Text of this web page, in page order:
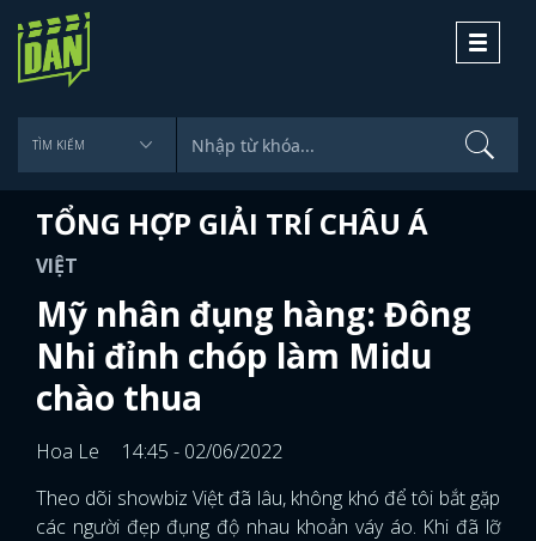
Toggle
TỔNG HỢP GIẢI TRÍ CHÂU Á
VIỆT
Mỹ nhân đụng hàng: Đông
Nhi đỉnh chóp làm Midu
chào thua
Hoa Le
14:45 - 02/06/2022
Theo dõi showbiz Việt đã lâu, không khó để tôi bắt gặp
các người đẹp đụng độ nhau khoản váy áo. Khi đã lỡ